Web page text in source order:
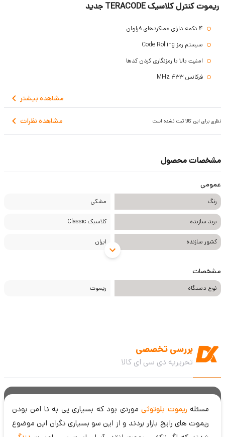
ریموت کنترل کلاسیک TERACODE جدید
4 دکمه دارای عملکردهای فراوان
سیستم رمز Code Rolling
امنیت بالا با رمزنگاری کردن کدها
فرکانس 433 MHz
دو حالت قابل تنظیم خروجی: فرمان لحظه ای و روشن و خاموش با تک آژیر و
درب بازکن
مشاهده بیشتر
مشاهده نظرات نظری برای این کالا ثبت نشده است
مشخصات محصول
عمومی
رنگ مشکی
برند سازنده کلاسیک Classic
کشور سازنده ایران
مشخصات
نوع دستگاه ریموت
بررسی تخصصی
تحریریه دی سی ای کالا
مسئله ریموت بلوتوثیموردی بود که بسیاری پی به نا امن بودن
ریموت های رایج بازار بردند و از این سو بسیاری نگران این موضوع